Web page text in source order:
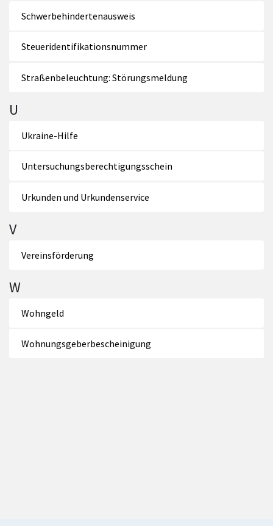
Schwerbehindertenausweis
Steueridentifikationsnummer
Straßenbeleuchtung: Störungsmeldung
U
Ukraine-Hilfe
Untersuchungsberechtigungsschein
Urkunden und Urkundenservice
V
Vereinsförderung
W
Wohngeld
Wohnungsgeberbescheinigung